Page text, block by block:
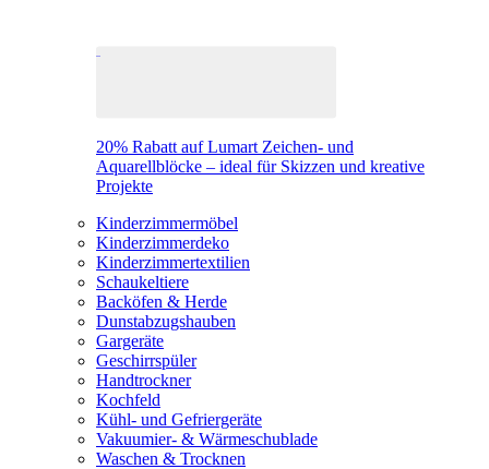
20% Rabatt auf Lumart Zeichen- und
Aquarellblöcke – ideal für Skizzen und kreative
Projekte
Kinderzimmermöbel
Kinderzimmerdeko
Kinderzimmertextilien
Schaukeltiere
Backöfen & Herde
Dunstabzugshauben
Gargeräte
Geschirrspüler
Handtrockner
Kochfeld
Kühl- und Gefriergeräte
Vakuumier- & Wärmeschublade
Waschen & Trocknen